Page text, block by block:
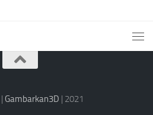
Gambarkan3D | 2021